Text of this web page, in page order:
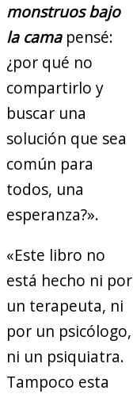
monstruos bajo
la cama pensé:
¿por qué no
compartirlo y
buscar una
solución que sea
común para
todos, una
esperanza?».
«Este libro no
está hecho ni por
un terapeuta, ni
por un psicólogo,
ni un psiquiatra.
Tampoco esta